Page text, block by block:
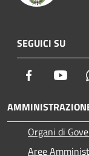
SEGUICI SU
Facebook
Organi di
Aree